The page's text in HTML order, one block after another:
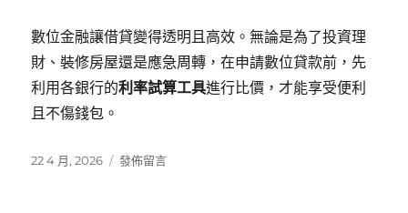
數位金融讓借貸變得透明且高效。無論是為了投資理
財、裝修房屋還是應急周轉，在申請數位貸款前，先
利用各銀行的利率試算工具進行比價，才能享受便利
且不傷錢包。
發
22 4 月, 2026
在
發佈留言